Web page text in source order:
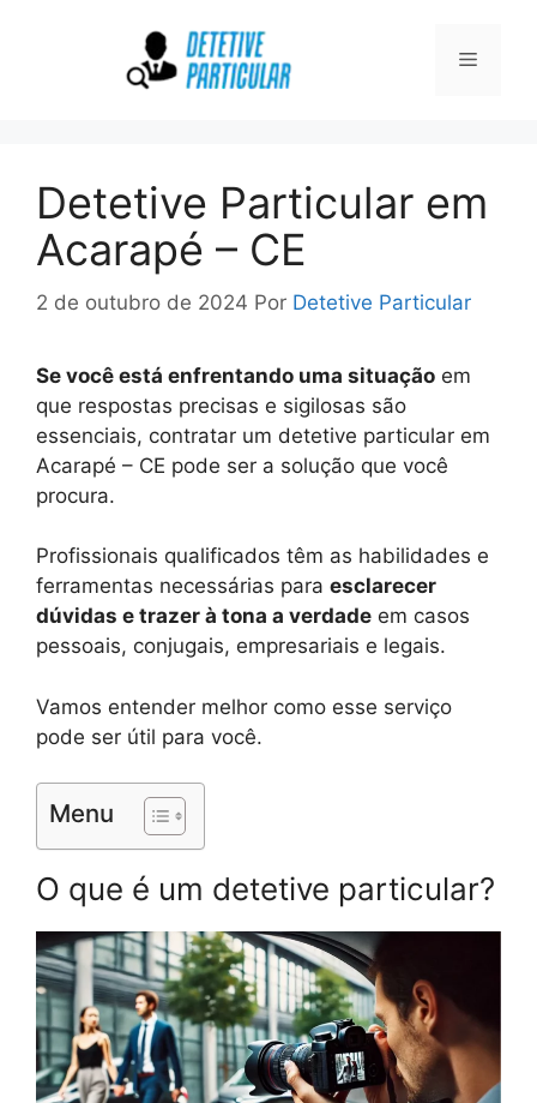
Menu
Detetive Particular em
Acarapé – CE
2 de outubro de 2024 Por Detetive Particular
Se você está enfrentando uma situação em
que respostas precisas e sigilosas são
essenciais, contratar um detetive particular em
Acarapé – CE pode ser a solução que você
procura.
Profissionais qualificados têm as habilidades e
ferramentas necessárias para esclarecer
dúvidas e trazer à tona a verdade em casos
pessoais, conjugais, empresariais e legais.
Vamos entender melhor como esse serviço
pode ser útil para você.
Menu
O que é um detetive particular?